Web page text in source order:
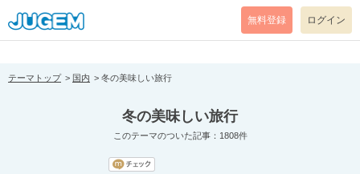
[pear_error: message="Success" code=0 mode=return level=notice
prefix="" info=""]
無料登録 ログイン
テーマトップ 国内 冬の美味しい旅行
冬の美味しい旅行
このテーマのついた記事：1808件